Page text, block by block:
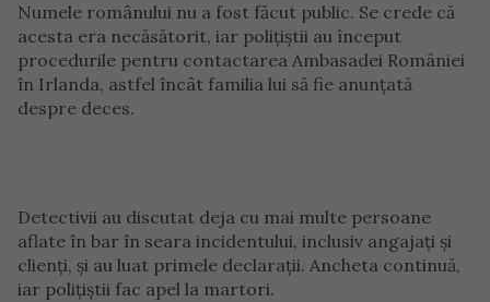
Numele românului nu a fost făcut public. Se crede că
acesta era necăsătorit, iar polițiștii au început
procedurile pentru contactarea Ambasadei României
în Irlanda, astfel încât familia lui să fie anunțată
despre deces.
Detectivii au discutat deja cu mai multe persoane
aflate în bar în seara incidentului, inclusiv angajați și
clienți, și au luat primele declarații. Ancheta continuă,
iar polițiștii fac apel la martori.